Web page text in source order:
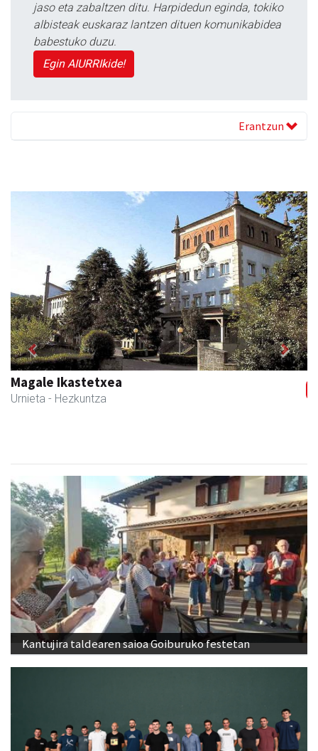
jaso eta zabaltzen ditu. Harpidedun eginda, tokiko
albisteak euskaraz lantzen dituen komunikabidea
babestuko duzu.
Egin AIURRIkide!
Erantzun
Barn trasteleku eta biltegi txikien alokairua
Urnieta - Trastelekuak
Previous Next
Kantujira taldearen saioa Goiburuko festetan